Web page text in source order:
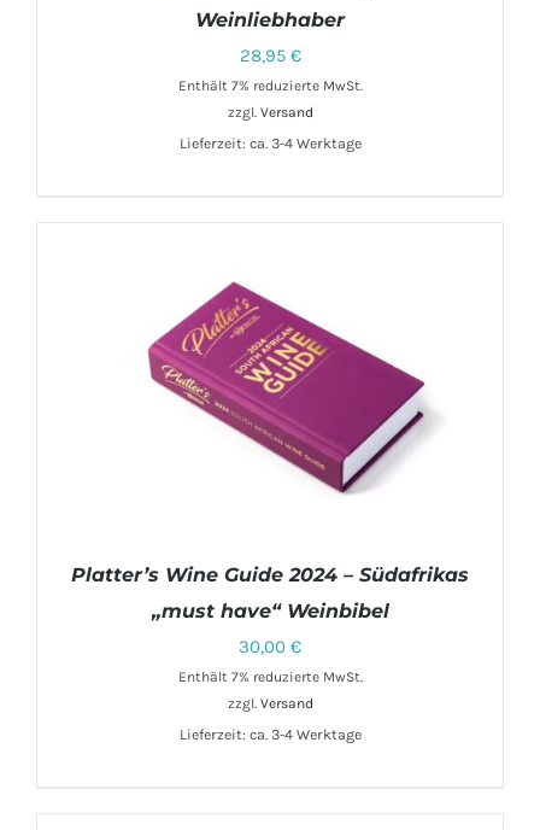
IN DEN WARENKORB / DETAILS
Weinliebhaber
28,95 €
Enthält 7% reduzierte MwSt.
zzgl. Versand
Lieferzeit: ca. 3-4 Werktage
Platter’s Wine Guide 2024 – Südafrikas
„must have“ Weinbibel
30,00 €
Enthält 7% reduzierte MwSt.
zzgl. Versand
Lieferzeit: ca. 3-4 Werktage